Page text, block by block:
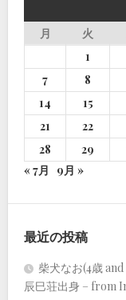
月
火
1
7
8
14
15
21
22
28
29
« 7月
9月 »
最近の投稿
柴犬なお(4歳
辰巳荘出身 – from